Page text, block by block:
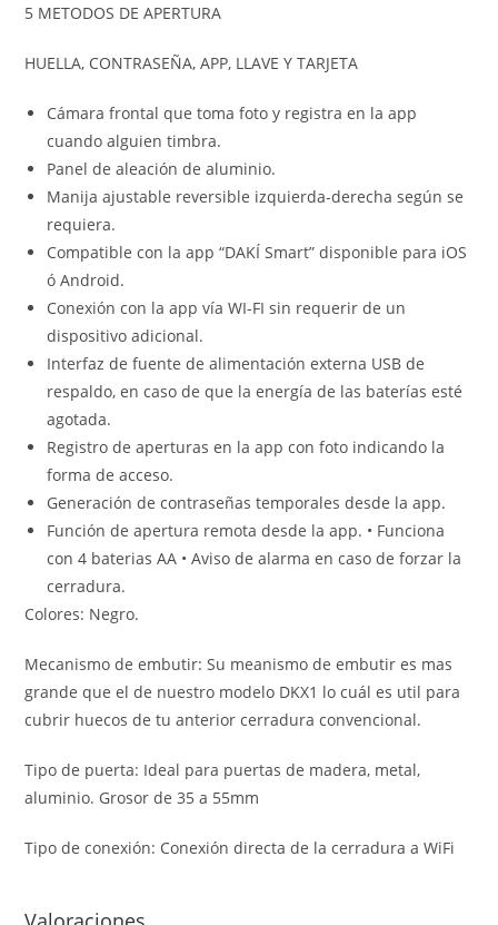
5 METODOS DE APERTURA
HUELLA, CONTRASEÑA, APP, LLAVE Y TARJETA
Cámara frontal que toma foto y registra en la app
cuando alguien timbra.
Panel de aleación de aluminio.
Manija ajustable reversible izquierda-derecha según se
requiera.
Compatible con la app “DAKÍ Smart” disponible para iOS
ó Android.
Conexión con la app vía WI-FI sin requerir de un
dispositivo adicional.
Interfaz de fuente de alimentación externa USB de
respaldo, en caso de que la energía de las baterías esté
agotada.
Registro de aperturas en la app con foto indicando la
forma de acceso.
Generación de contraseñas temporales desde la app.
Función de apertura remota desde la app. • Funciona
con 4 baterias AA • Aviso de alarma en caso de forzar la
cerradura.
Colores: Negro.
Mecanismo de embutir: Su meanismo de embutir es mas
grande que el de nuestro modelo DKX1 lo cuál es util para
cubrir huecos de tu anterior cerradura convencional.
Tipo de puerta: Ideal para puertas de madera, metal,
aluminio. Grosor de 35 a 55mm
Tipo de conexión: Conexión directa de la cerradura a WiFi